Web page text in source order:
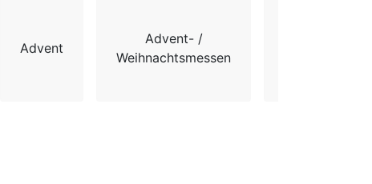
Advent
Advent- /
Weihnachtsmessen